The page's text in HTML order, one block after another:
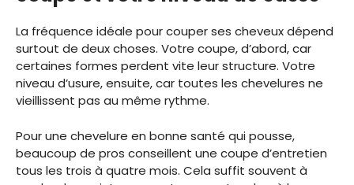
La fréquence idéale pour couper ses cheveux dépend
surtout de deux choses. Votre coupe, d’abord, car
certaines formes perdent vite leur structure. Votre
niveau d’usure, ensuite, car toutes les chevelures ne
vieillissent pas au même rythme.
Pour une chevelure en bonne santé qui pousse,
beaucoup de pros conseillent une coupe d’entretien
tous les trois à quatre mois. Cela suffit souvent à